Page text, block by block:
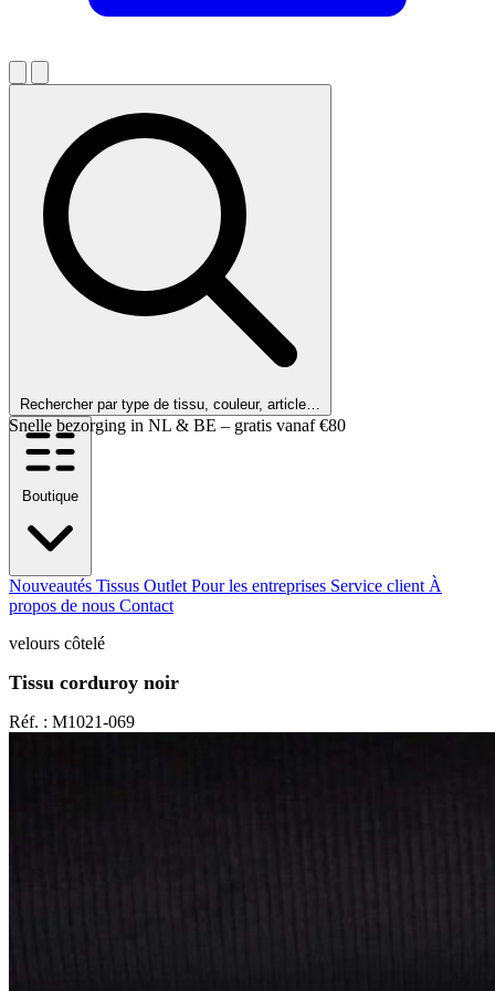
Rechercher par type de tissu, couleur, article…
Nos clients nous notent 9,6 !
Boutique
Nouveautés Tissus Outlet Pour les entreprises Service client À
propos de nous Contact
velours côtelé
Tissu corduroy noir
Réf. : M1021-069